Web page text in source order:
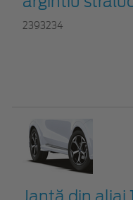
2393234
Jantă din aliaj